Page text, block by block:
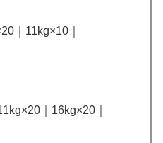
｜11kg×10｜
｜16kg×20｜